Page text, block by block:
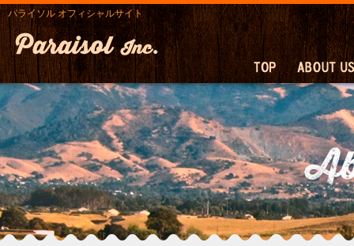
パライソル オフィシャルサイト